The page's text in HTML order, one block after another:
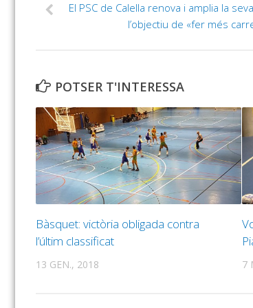
El PSC de Calella renova i amplia la
l’objectiu de «fer més
POTSER T'INTERESSA
Bàsquet: victòria obligada contra
l’últim classificat
13 GEN., 2018 7